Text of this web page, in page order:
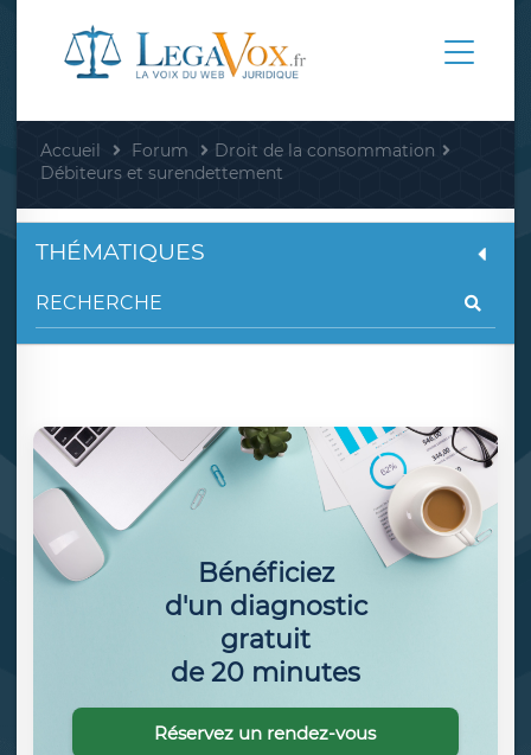
Accueil Forum
Droit de la consommation
Débiteurs et surendettement
THÉMATIQUES
Bénéficiez
d'un diagnostic
gratuit
de 20 minutes
Réservez un rendez-vous